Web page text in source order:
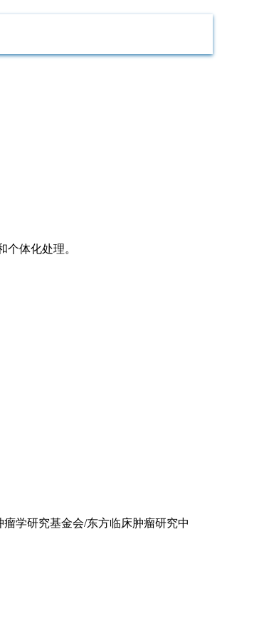
体化处理。
学研究基金会/东方临床肿瘤研究中